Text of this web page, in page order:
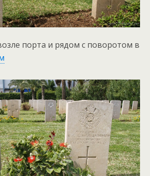
порта и рядом с поворотом в